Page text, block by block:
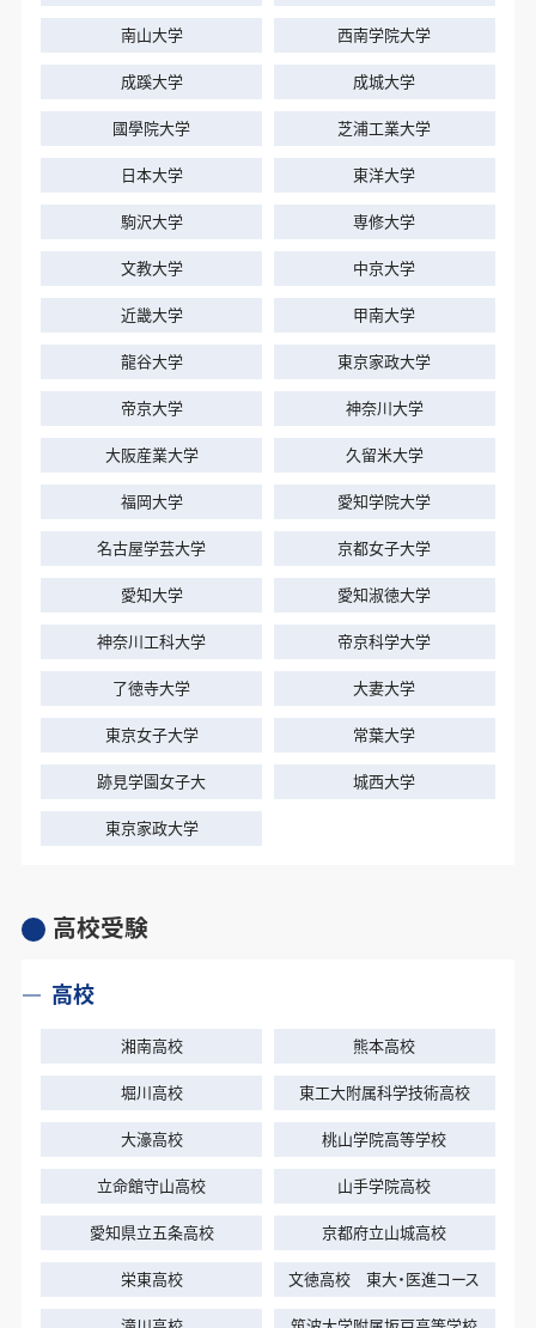
南山大学 西南学院大学
成蹊大学 成城大学
國學院大学 芝浦工業大学
日本大学 東洋大学
駒沢大学 専修大学
文教大学 中京大学
近畿大学 甲南大学
龍谷大学 東京家政大学
帝京大学 神奈川大学
大阪産業大学 久留米大学
福岡大学 愛知学院大学
名古屋学芸大学 京都女子大学
愛知大学 愛知淑徳大学
神奈川工科大学 帝京科学大学
了徳寺大学 大妻大学
東京女子大学 常葉大学
跡見学園女子大 城西大学
東京家政大学
高校受験
高校
湘南高校 熊本高校
堀川高校 東工大附属科学技術高校
大濠高校 桃山学院高等学校
立命館守山高校 山手学院高校
愛知県立五条高校 京都府立山城高校
栄東高校 文徳高校 東大・医進コース